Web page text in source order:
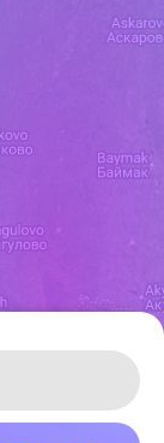
Leaflet